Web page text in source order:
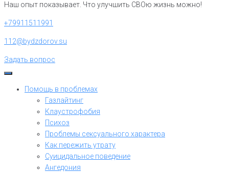
Наш опыт показывает. Что улучшить СВОю жизнь можно!
+79911511991
112@bydzdorov.su
Задать вопрос
Помощь в проблемах
Газлайтинг
Клаустрофобия
Психоз
Проблемы сексуального характера
Как пережить утрату
Суицидальное поведение
Ангедония